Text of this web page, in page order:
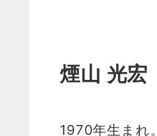
煙山 光宏
1970年生まれ。